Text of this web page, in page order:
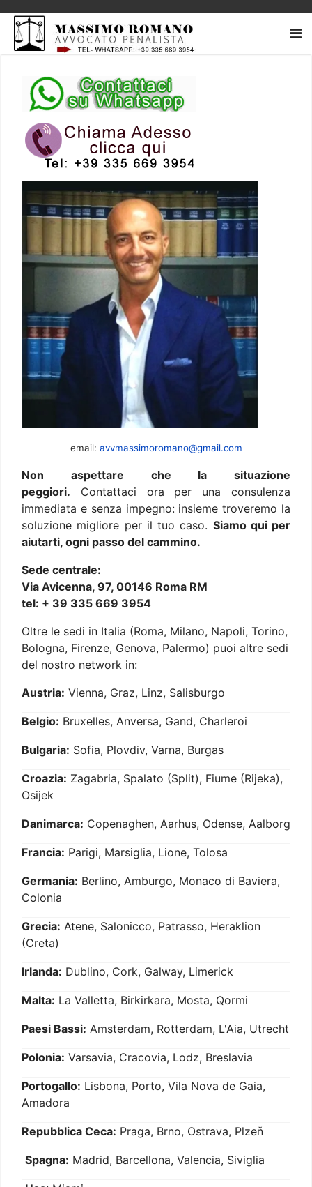
email: avvmassimoromano@gmail.com
Non aspettare che la situazione
peggiori. Contattaci ora per una consulenza
immediata e senza impegno: insieme troveremo la
soluzione migliore per il tuo caso. Siamo qui per
aiutarti, ogni passo del cammino.
Sede centrale:
Via Avicenna, 97, 00146 Roma RM
tel: + 39 335 669 3954
Oltre le sedi in Italia (Roma, Milano, Napoli, Torino,
Bologna, Firenze, Genova, Palermo) puoi altre sedi
del nostro network in:
Austria: Vienna, Graz, Linz, Salisburgo
Belgio: Bruxelles, Anversa, Gand, Charleroi
Bulgaria: Sofia, Plovdiv, Varna, Burgas
Croazia: Zagabria, Spalato (Split), Fiume (Rijeka),
Osijek
Danimarca: Copenaghen, Aarhus, Odense, Aalborg
Francia: Parigi, Marsiglia, Lione, Tolosa
Germania: Berlino, Amburgo, Monaco di Baviera,
Colonia
Grecia: Atene, Salonicco, Patrasso, Heraklion
(Creta)
Irlanda: Dublino, Cork, Galway, Limerick
Malta: La Valletta, Birkirkara, Mosta, Qormi
Paesi Bassi: Amsterdam, Rotterdam, L'Aia, Utrecht
Polonia: Varsavia, Cracovia, Lodz, Breslavia
Portogallo: Lisbona, Porto, Vila Nova de Gaia,
Amadora
Repubblica Ceca: Praga, Brno, Ostrava, Plzeň
Spagna: Madrid, Barcellona, Valencia, Siviglia